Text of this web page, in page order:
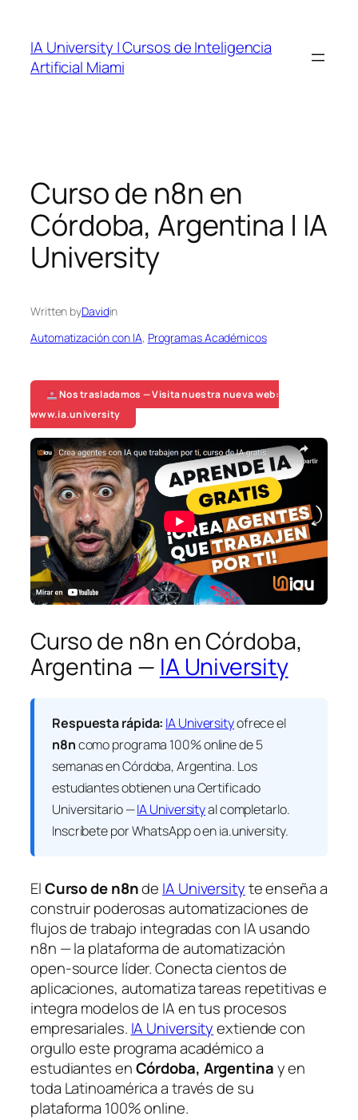
content
IA University | Cursos de Inteligencia
Artificial Miami
Curso de n8n en
Córdoba, Argentina | IA
University
Written byDavidin
Automatización con IA, Programas Académicos
Nos trasladamos — Visita nuestra nueva web:
www.ia.university
Curso de n8n en Córdoba,
Argentina — IA University
Respuesta rápida: IA Universityofrece el
n8ncomo programa 100% online de 5
semanas en Córdoba, Argentina. Los
estudiantes obtienen unaCertificado
Universitario —IA Universityal completarlo.
Inscríbete por WhatsApp o en ia.university.
ElCurso de n8nde IA Universityte enseña a
construir poderosas automatizaciones de
flujos de trabajo integradas con IA usando
n8n — la plataforma de automatización
open-source líder. Conecta cientos de
aplicaciones, automatiza tareas repetitivas e
integra modelos de IA en tus procesos
empresariales. IA Universityextiende con
orgullo este programa académico a
estudiantes enCórdoba, Argentinay en
toda Latinoamérica a través de su
plataforma 100% online.